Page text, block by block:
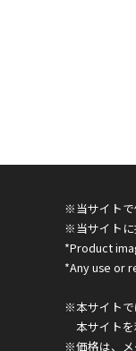
※当サイトで
※当サイトに
*Product
*Any use or
※本サイトで
本サイトを
※価格は、メ